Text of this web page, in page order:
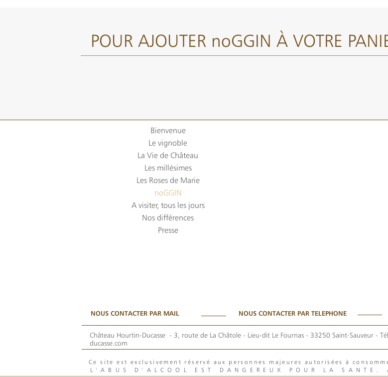
POUR AJOUTER noGGIN À VOTRE
Bienvenue
Le vignoble
La Vie de Château
Les millésimes
Les Roses de Marie
noGGIN
A visiter, tous les jours
Nos différences
Presse
NOUS CONTACTER PAR MAIL NOUS CONTACTER PAR TELEPHONE
Château Hourtin-Ducasse - 3, route de La Châtole - Lieu-dit Le Fournas - 33250 Saint-Sauveur -
ducasse.com
Ce site est exclusivement réservé aux personnes majeures autorisées à
L'ABUS D'ALCOOL EST DANGEREUX POUR LA SANTE.